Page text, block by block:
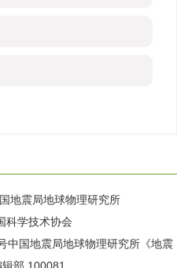
地震局地球物理研究所
科学技术协会
中国地震局地球物理研究所《地震